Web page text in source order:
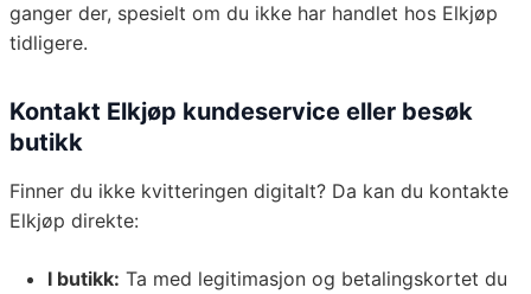
ganger der, spesielt om du ikke har handlet hos Elkjøp
tidligere.
Kontakt Elkjøp kundeservice eller besøk
butikk
Finner du ikke kvitteringen digitalt? Da kan du kontakte
Elkjøp direkte:
I butikk: Ta med legitimasjon og betalingskortet du